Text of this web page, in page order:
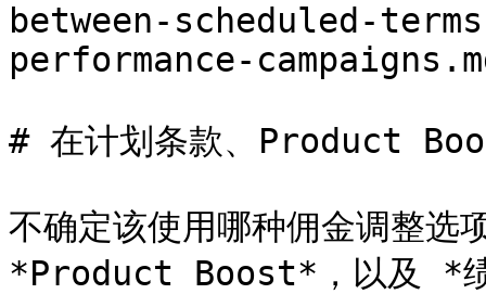
between-scheduled-
performance-
# 在计划条款、Product
不确定该使用哪种佣金调整
*Product Boost*，以及 *绩